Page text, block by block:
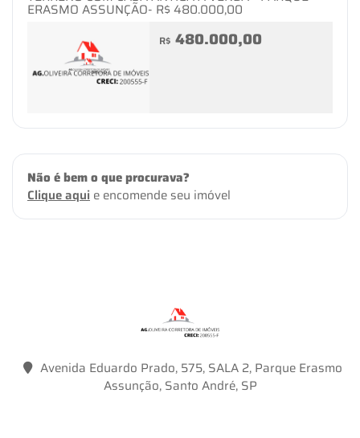
ERASMO ASSUNÇÃO- R$ 480.000,00
R$ 480.000,00
Não é bem o que procurava?
Clique aqui e encomende seu imóvel
Avenida Eduardo Prado, 575, SALA 2, Parque Erasmo
Assunção, Santo André, SP